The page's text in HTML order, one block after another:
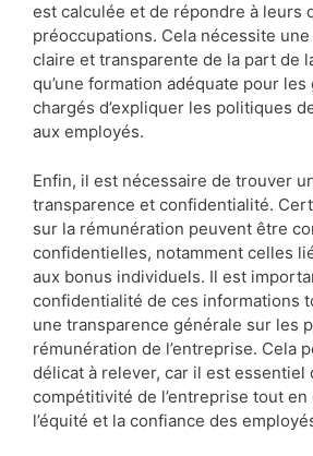
est calculée et de répondre à leurs
préoccupations. Cela nécessite
claire et transparente de la part de
qu’une formation adéquate pour
chargés d’expliquer les politiques
aux employés.
Enfin, il est nécessaire de trouver
transparence et confidentialité.
sur la rémunération peuvent être
confidentielles, notamment celles
aux bonus individuels. Il est
confidentialité de ces informations
une transparence générale sur les
rémunération de l’entreprise. Cela
délicat à relever, car il est essentiel
compétitivité de l’entreprise tout en
l’équité et la confiance des